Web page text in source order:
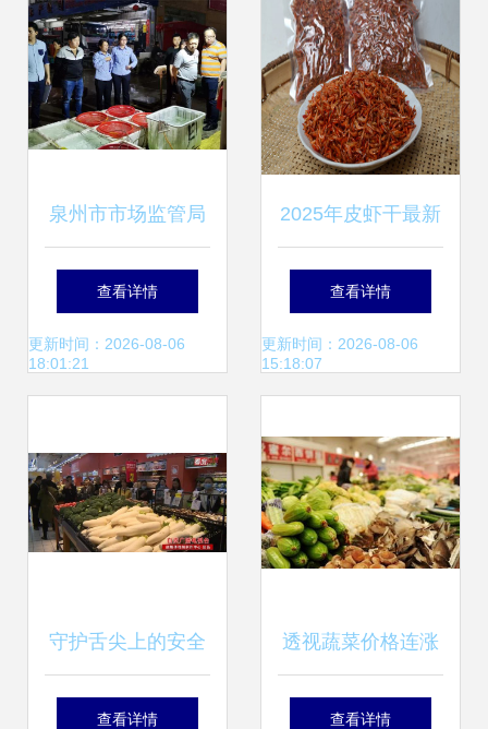
泉州市市场监管局
开展食用农产品安
全检查 筑牢田间到
查看详情
更新时间：2026-08-06
18:01:21
2025年皮虾干最新
批发报价与生产全
解析
查看详情
更新时间：2026-08-06
15:18:07
守护舌尖上的安全
高新区全面推行食
查看详情
透视蔬菜价格连涨
11周 农产品生产困
查看详情